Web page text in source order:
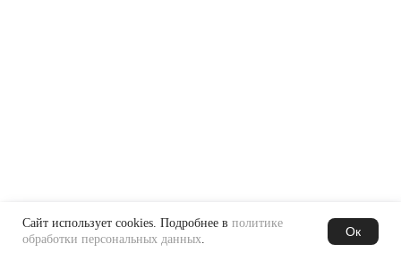
Сайт использует cookies. Подробнее в политике
обработки персональных данных.
Ок